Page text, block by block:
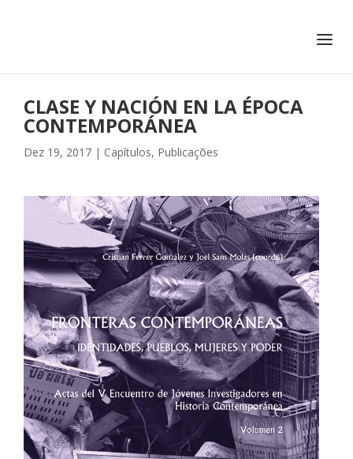
CLASE Y NACIÓN EN LA ÉPOCA
CONTEMPORÁNEA
Dez 19, 2017 | Capítulos, Publicações